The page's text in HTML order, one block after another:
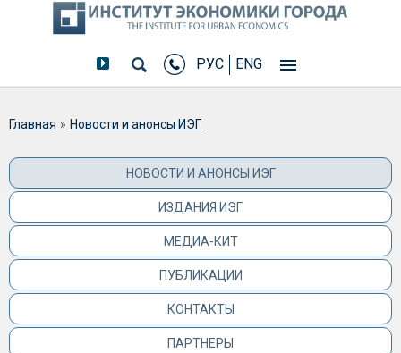
РУС ENG
Вы здесь
Главная » Новости и анонсы ИЭГ
НОВОСТИ И АНОНСЫ ИЭГ
ИЗДАНИЯ ИЭГ
МЕДИА-КИТ
ПУБЛИКАЦИИ
КОНТАКТЫ
ПАРТНЕРЫ